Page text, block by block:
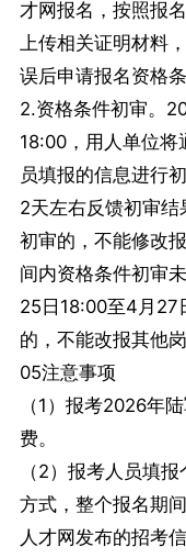
才网报名，按照报
上传相关证明材料
误后申请报名资格
2.资格条件初审。
18:00，用人单位将
员填报的信息进行
2天左右反馈初审
初审的，不能修改
间内资格条件初审
25日18:00至4月27
的，不能改报其他岗
05注意事项
（1）报考2026年
费。
（2）报考人员填
方式，整个报名期
人才网发布的招考